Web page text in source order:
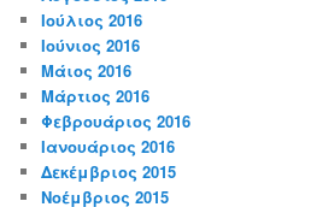
Ιούλιος 2016
Ιούνιος 2016
Μάιος 2016
Μάρτιος 2016
Φεβρουάριος 2016
Ιανουάριος 2016
Δεκέμβριος 2015
Νοέμβριος 2015